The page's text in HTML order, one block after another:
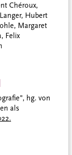
Chéroux,
Hubert
Margaret
Felix
hg. von
als